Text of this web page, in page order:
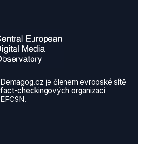
Demagog.cz je členem evropské sítě
fact-checkingových organizací
EFCSN.